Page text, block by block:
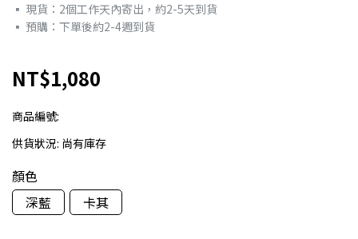
▪︎ 現貨：2個工作天內寄出，約2-5天到貨
▪︎ 預購：下單後約2-4週到貨
NT$1,080
商品編號:
供貨狀況: 尚有庫存
顏色
深藍
卡其